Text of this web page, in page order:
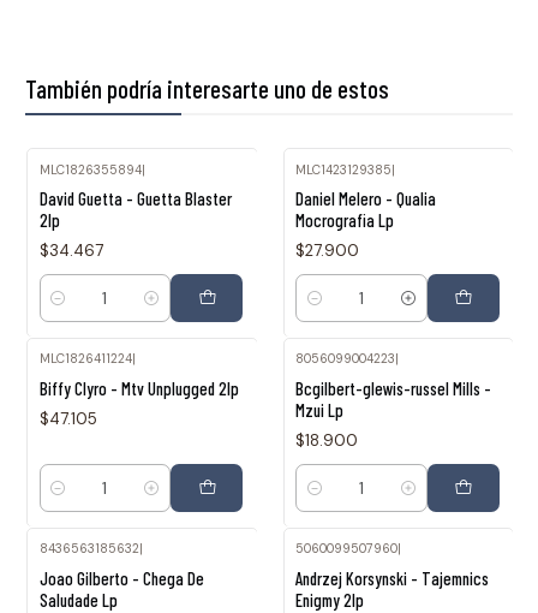
También podría interesarte uno de estos
MLC1826355894|
David Guetta - Guetta Blaster
2lp
$34.467
Cantidad
MLC1423129385|
Daniel Melero - Qualia
Mocrografia Lp
$27.900
Cantidad
MLC1826411224|
Biffy Clyro - Mtv Unplugged 2lp
$47.105
Cantidad
8056099004223
Bcgilbert-glewis-russel Mills -
Mzui Lp
$18.900
Cantidad
8436563185632|
Joao Gilberto - Chega De
Saludade Lp
5060099507960|
Andrzej Korsynski - Tajemnics
Enigmy 2lp